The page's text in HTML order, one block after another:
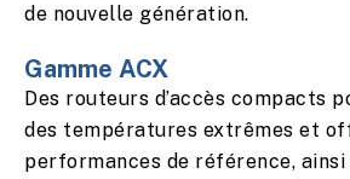
de nouvelle génération.
Gamme ACX
Des routeurs d’accès compacts
des températures extrêmes et
performances de référence, ainsi